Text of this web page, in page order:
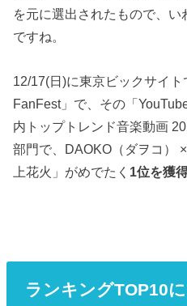
を元に選出されたもので、い
ですね。
12/17(日)に東京ビックサイ
FanFest」で、その「
内トップトレンド音楽動画
部門で、DAOKO（ダヲコ）
上花火」がめでたく 1位を獲
ランキングTOP10